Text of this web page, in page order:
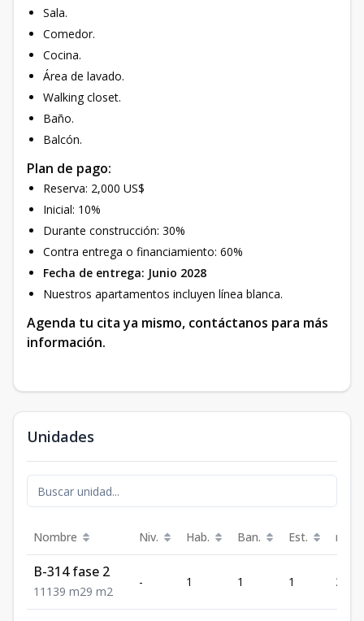
Sala.
Comedor.
Cocina.
Área de lavado.
Walking closet.
Baño.
Balcón.
Plan de pago:
Reserva: 2,000 US$
Inicial: 10%
Durante construcción: 30%
Contra entrega o financiamiento: 60%
Fecha de entrega: Junio 2028
Nuestros apartamentos incluyen línea blanca.
Agenda tu cita ya mismo, contáctanos para más
información.
Unidades
Nombre Niv. Hab. Ban. Est. m²
B-314 fase 2
1 1 1 39 m29 m2
- 1 1 1 39